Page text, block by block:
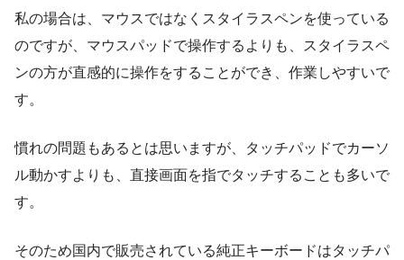
私の場合は、マウスではなくスタイラスペンを使っている
のですが、マウスパッドで操作するよりも、スタイラスペ
ンの方が直感的に操作をすることができ、作業しやすいで
す。
慣れの問題もあるとは思いますが、タッチパッドでカーソ
ル動かすよりも、直接画面を指でタッチすることも多いで
す。
そのため国内で販売されている純正キーボードはタッチパ